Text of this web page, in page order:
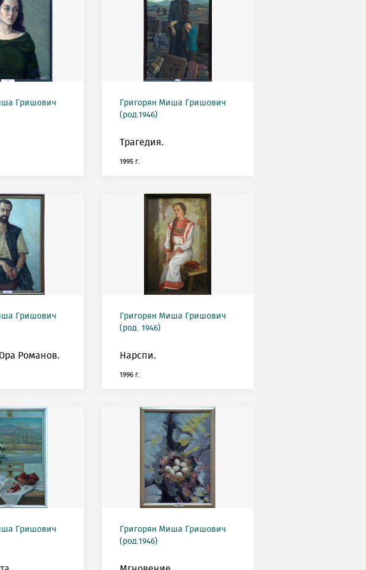
Гришович
Григорян Миша Гришович
(род.1946)
Трагедия.
1995 г.
Гришович
Романов.
Григорян Миша Гришович
(род. 1946)
Нарспи.
1996 г.
Гришович
Григорян Миша Гришович
(род.1946)